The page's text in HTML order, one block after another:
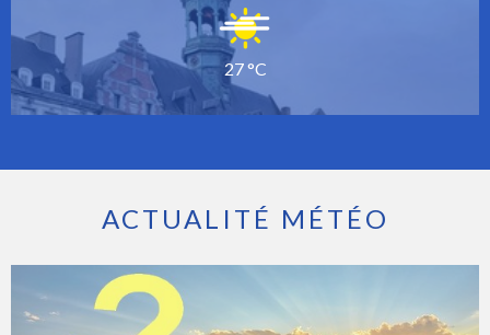
27 °C
ACTUALITÉ MÉTÉO